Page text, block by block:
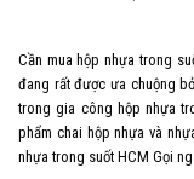
Cần mua hộp nhựa trong
đang rất được ưa chuộng
trong gia công hộp nhựa
phẩm chai hộp nhựa và
nhựa trong suốt HCM Gọi